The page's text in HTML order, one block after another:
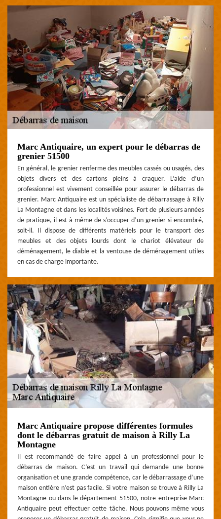
Marc Antiquaire, un expert pour le débarras de
grenier 51500
En général, le grenier renferme des meubles cassés ou usagés, des
objets divers et des cartons pleins à craquer. L’aide d’un
professionnel est vivement conseillée pour assurer le débarras de
grenier. Marc Antiquaire est un spécialiste de débarrassage à Rilly
La Montagne et dans les localités voisines. Fort de plusieurs années
de pratique, il est à même de s’occuper d’un grenier si encombré,
soit-il. Il dispose de différents matériels pour le transport des
meubles et des objets lourds dont le chariot élévateur de
déménagement, le diable et la ventouse de déménagement utiles
en cas de charge importante.
Marc Antiquaire propose différentes formules
dont le débarras gratuit de maison à Rilly La
Montagne
Il est recommandé de faire appel à un professionnel pour le
débarras de maison. C’est un travail qui demande une bonne
organisation et une grande compétence, car le débarrassage d’une
maison entière n’est pas facile. Si votre maison se trouve à Rilly La
Montagne ou dans le département 51500, notre entreprise Marc
Antiquaire peut effectuer cette tâche. Nous pouvons même vous